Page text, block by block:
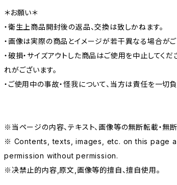
＊お願い＊
・衛生上商品開封後の返品、交換は致しかねます。
・画像は実際の商品とイメージが若干異なる場合がご
・破損・サイズアウトした商品はご使用を中止してく
れがございます。
・ご使用中の事故・怪我について、当方は責任を一切負
※当ページの内容、テキスト、画像等の無断転載・無断
※ Contents, texts, images, etc. on this page
permission without permission.
※决禁止的内容,原文,画像等的擅自、擅自使用。